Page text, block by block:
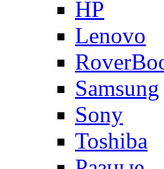
HP
Lenovo
Samsung
Sony
Toshiba